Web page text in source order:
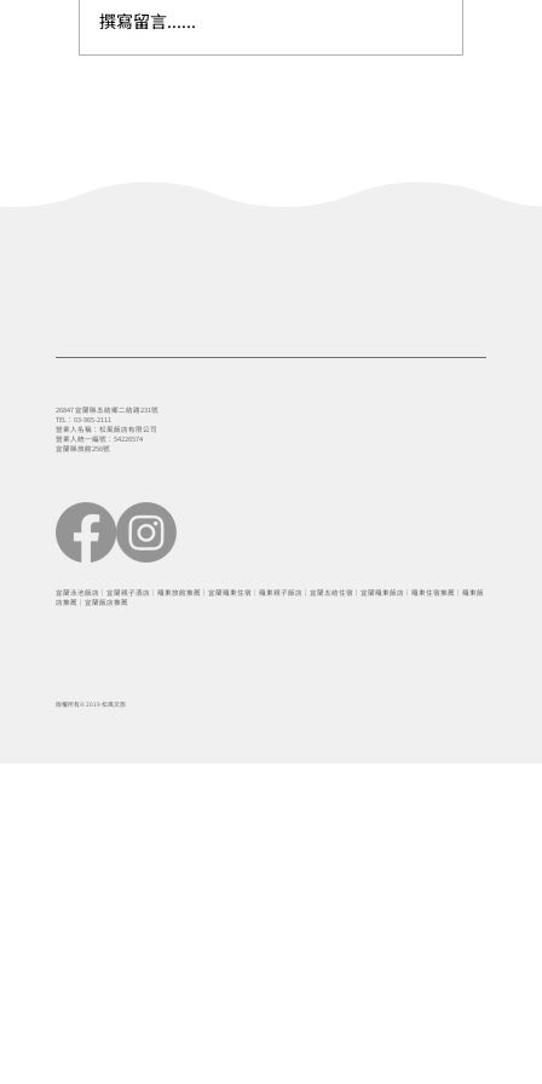
撰寫留言......
26847 宜蘭縣五結鄉二結路231號
TEL：03-965-2111
營業人名稱：松風飯店有限公司
營業人統一編號：54226574
宜蘭縣旅館256號
宜蘭泳池飯店｜宜蘭親子酒店｜羅東旅館推薦｜宜蘭羅東住宿｜羅東親子飯店｜宜蘭五結住宿｜宜蘭羅東飯店｜羅東住宿推薦｜羅東飯
店推薦｜宜蘭飯店推薦
版權所有© 2019 松風文旅